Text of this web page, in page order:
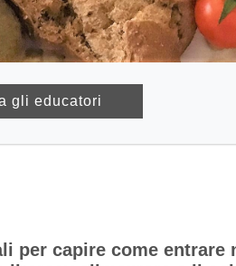
gli educatori
capire come entrare